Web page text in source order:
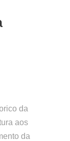
da
aos
da